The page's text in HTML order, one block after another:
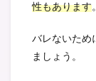
性もあります。
バレないため
ましょう。